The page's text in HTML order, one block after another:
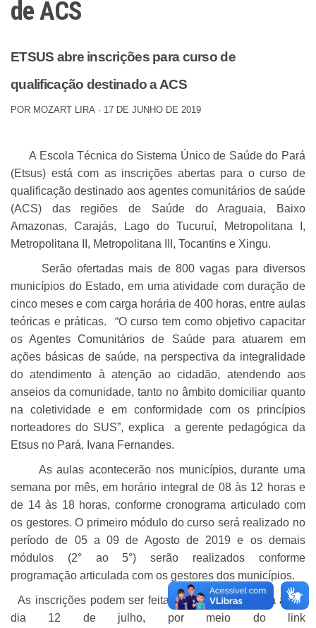
de ACS
ETSUS abre inscrições para curso de
qualificação destinado a ACS
POR MOZART LIRA · 17 DE JUNHO DE 2019
A Escola Técnica do Sistema Único de Saúde do Pará
(Etsus) está com as inscrições abertas para o curso de
qualificação destinado aos agentes comunitários de saúde
(ACS) das regiões de Saúde do Araguaia, Baixo
Amazonas, Carajás, Lago do Tucuruí, Metropolitana I,
Metropolitana II, Metropolitana III, Tocantins e Xingu.
Serão ofertadas mais de 800 vagas para diversos
municípios do Estado, em uma atividade com duração de
cinco meses e com carga horária de 400 horas, entre aulas
teóricas e práticas. “O curso tem como objetivo capacitar
os Agentes Comunitários de Saúde para atuarem em
ações básicas de saúde, na perspectiva da integralidade
do atendimento à atenção ao cidadão, atendendo aos
anseios da comunidade, tanto no âmbito domiciliar quanto
na coletividade e em conformidade com os princípios
norteadores do SUS”, explica a gerente pedagógica da
Etsus no Pará, Ivana Fernandes.
As aulas acontecerão nos municípios, durante uma
semana por mês, em horário integral de 08 às 12 horas e
de 14 às 18 horas, conforme cronograma articulado com
os gestores. O primeiro módulo do curso será realizado no
período de 05 a 09 de Agosto de 2019 e os demais
módulos (2° ao 5°) serão realizados conforme
programação articulada com os gestores dos municípios.
As inscrições podem ser feitas pelo site da Sespa até o
dia 12 de julho, por meio do link